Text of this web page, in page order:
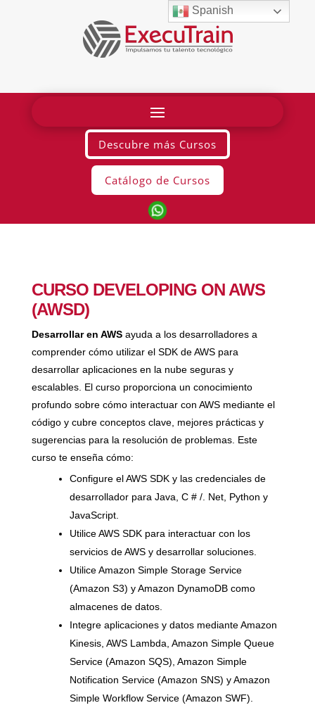
Descubre más Cursos
Catálogo de Cursos
CURSO DEVELOPING ON AWS
(AWSD)
Desarrollar en AWSayuda a los desarrolladores a
comprender cómo utilizar el SDK de AWS para
desarrollar aplicaciones en la nube seguras y
escalables. El curso proporciona un conocimiento
profundo sobre cómo interactuar con AWS mediante el
código y cubre conceptos clave, mejores prácticas y
sugerencias para la resolución de problemas. Este
curso te enseña cómo:
Configure el AWS SDK y las credenciales de
desarrollador para Java, C # /. Net, Python y
JavaScript.
Utilice AWS SDK para interactuar con los
servicios de AWS y desarrollar soluciones.
Utilice Amazon Simple Storage Service
(Amazon S3) y Amazon DynamoDB como
almacenes de datos.
Integre aplicaciones y datos mediante Amazon
Kinesis, AWS Lambda, Amazon Simple Queue
Service (Amazon SQS), Amazon Simple
Notification Service (Amazon SNS) y Amazon
Simple Workflow Service (Amazon SWF).
Spanish